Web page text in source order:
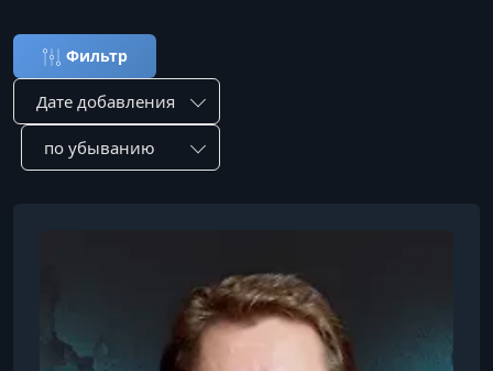
Фильтр
Сортировка по:
Сотировать по: